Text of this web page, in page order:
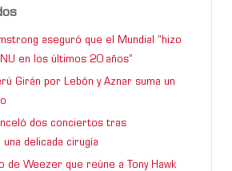
aseguró que el Mundial “hizo
en los últimos 20 años”
Girán por Lebón y Aznar suma un
dos conciertos tras
delicada cirugía
de Weezer que reúne a Tony Hawk